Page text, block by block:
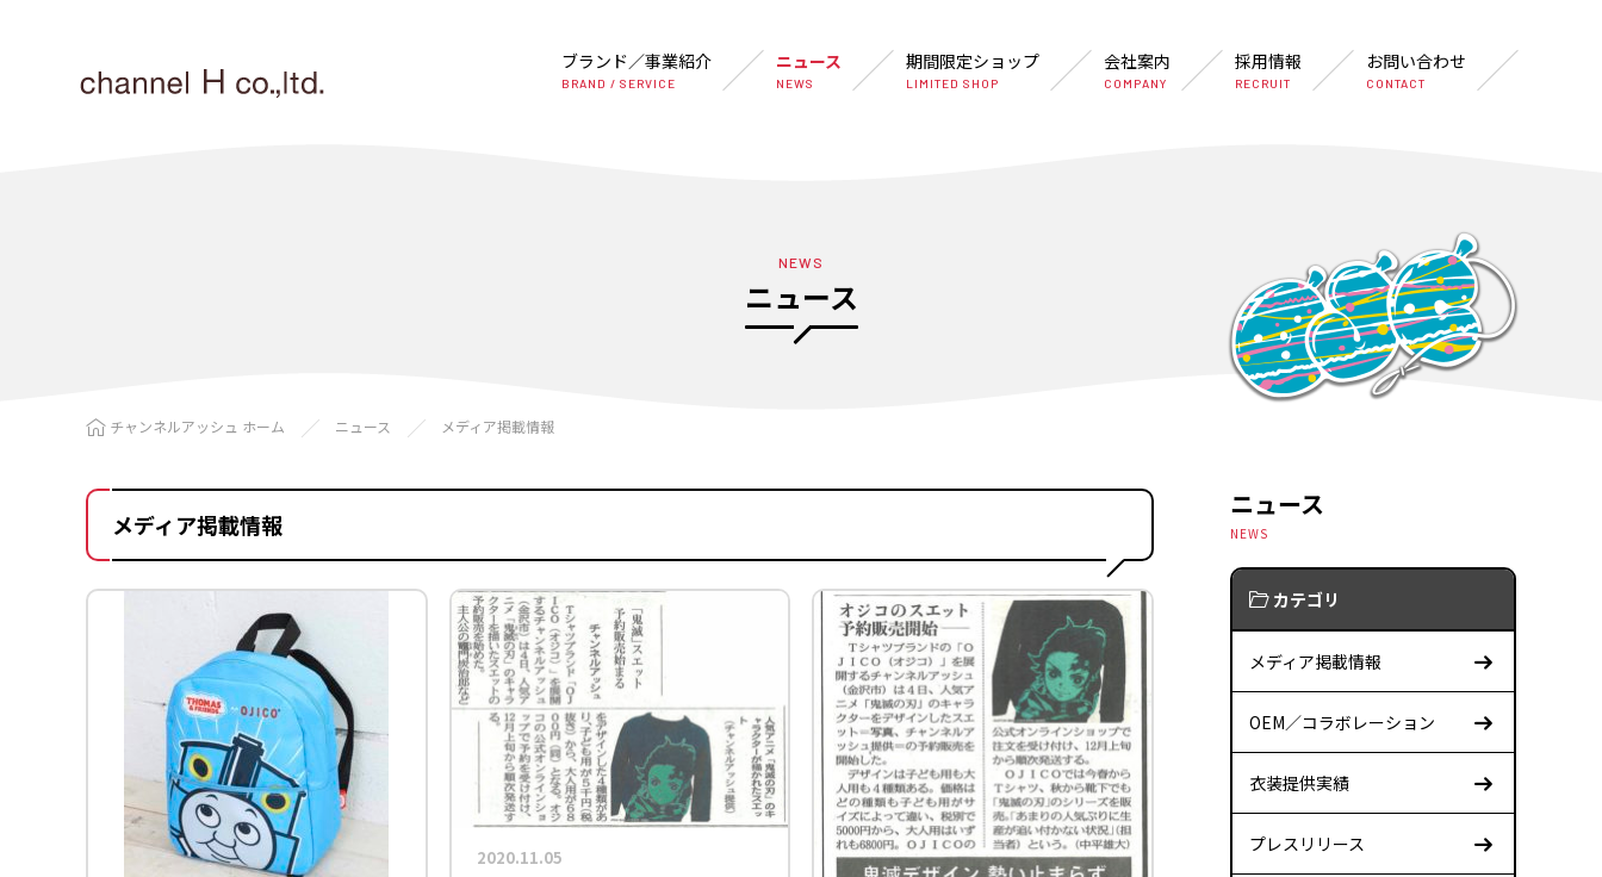
ブランド／事業紹介
BRAND / SERVICE
ニュース
NEWS
期間限定ショップ
LIMITED SHOP
会社案内
COMPANY
採用情報
RECRUIT
お問い合わせ
CONTACT
NEWS
ニュース
チャンネルアッシュ ホーム ニュース メディア掲載情報
メディア掲載情報
2020.11.05
ニュース
NEWS
カテゴリ
メディア掲載情報
OEM／コラボレーション
衣装提供実績
プレスリリース